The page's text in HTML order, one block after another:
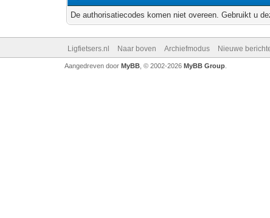
De authorisatiecodes komen niet overeen. Gebruikt u
Ligfietsers.nl Naar boven Archiefmodus Nieuwe
Aangedreven door MyBB, © 2002-2026 MyBB Group.